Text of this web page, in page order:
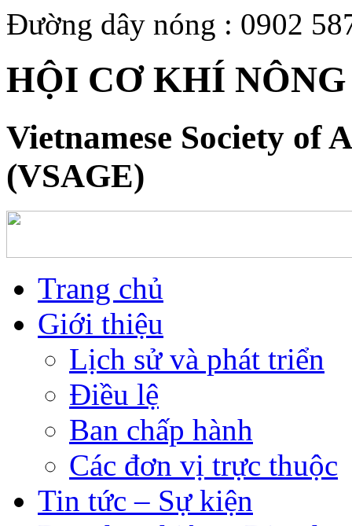
Đường dây nóng : 0902
HỘI CƠ KHÍ
Vietnamese Society of
(VSAGE)
Trang chủ
Giới thiệu
Lịch sử và phát triển
Điều lệ
Ban chấp hành
Các đơn vị trực thuộc
Tin tức – Sự kiện